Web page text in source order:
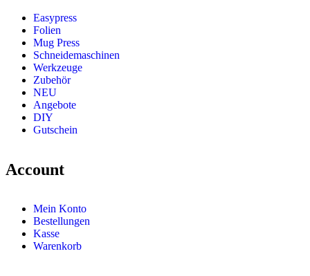
Easypress
Folien
Mug Press
Schneidemaschinen
Werkzeuge
Zubehör
NEU
Angebote
DIY
Gutschein
Account
Mein Konto
Bestellungen
Kasse
Warenkorb